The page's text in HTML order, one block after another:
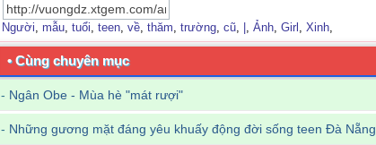
Người, mẫu, tuổi, teen, về, thăm, trường, cũ, , Ảnh, Girl , Xinh,
• Cùng chuyên mục
- Ngân Obe - Mùa hè "mát rượi"
- Những gương mặt đáng yêu khuấy động đời sống teen Đà Nẵng